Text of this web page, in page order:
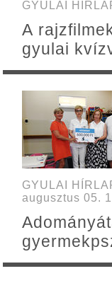
GYULAI
A
gyulai
GYULAI
augusztus 05.